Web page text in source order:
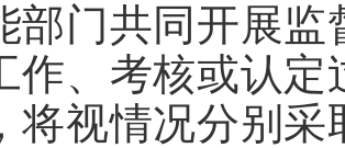
部门共同开展
作、考核或认
将视情况分别